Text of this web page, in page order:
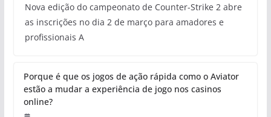
Nova edição do campeonato de Counter-Strike 2 abre
as inscrições no dia 2 de março para amadores e
profissionais A
Porque é que os jogos de ação rápida como o Aviator
estão a mudar a experiência de jogo nos casinos
online?